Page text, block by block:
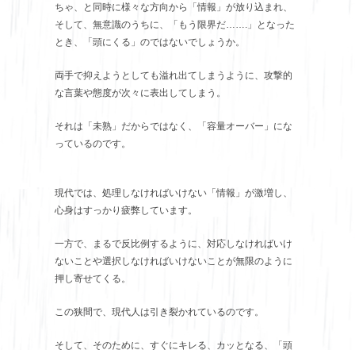
ちゃ、と同時に様々な方向から「情報」が放り込まれ、
そして、無意識のうちに、「もう限界だ…….」となった
とき、「頭にくる」のではないでしょうか。
両手で抑えようとしても溢れ出てしまうように、攻撃的
な言葉や態度が次々に表出してしまう。
それは「未熟」だからではなく、「容量オーバー」にな
っているのです。
現代では、処理しなければいけない「情報」が激増し、
心身はすっかり疲弊しています。
一方で、まるで反比例するように、対応しなければいけ
ないことや選択しなければいけないことが無限のように
押し寄せてくる。
この狭間で、現代人は引き裂かれているのです。
そして、そのために、すぐにキレる、カッとなる、「頭